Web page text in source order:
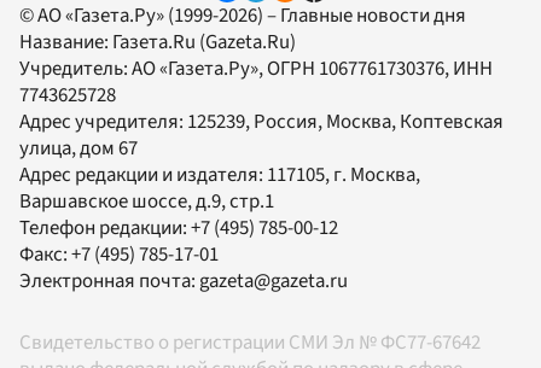
© АО «Газета.Ру» (1999-2026) – Главные новости дня
Название: Газета.Ru (Gazeta.Ru)
Учредитель:АО «Газета.Ру», ОГРН 1067761730376, ИНН
7743625728
Адрес учредителя: 125239, Россия, Москва, Коптевская
улица, дом 67
Адрес редакции и издателя: 117105, г. Москва,
Варшавское шоссе, д.9, стр.1
Телефон редакции:+7 (495) 785-00-12
Факс:+7 (495) 785-17-01
Электронная почта:gazeta@gazeta.ru
Свидетельство о регистрации СМИ Эл № ФС77-67642